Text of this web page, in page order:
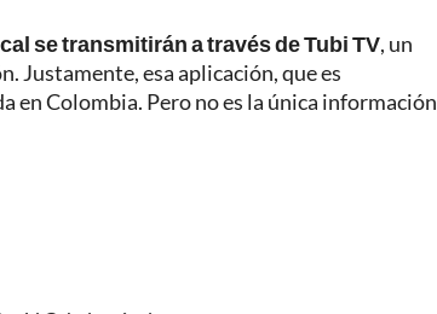
se transmitirán a través de Tubi TV, un
Justamente, esa aplicación, que es
en Colombia. Pero no es la única información